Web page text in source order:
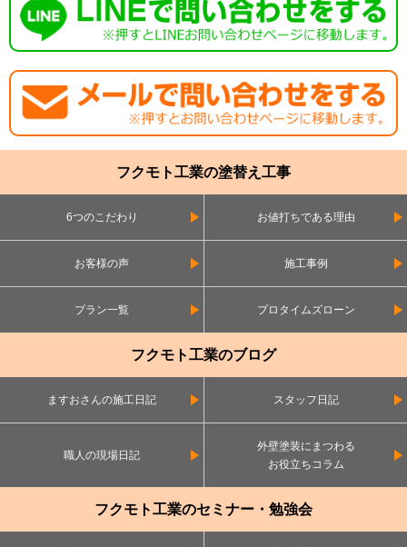
フクモト工業の塗替え工事
6つのこだわり お値打ちである理由
お客様の声 施工事例
プラン一覧 プロタイムズローン
フクモト工業のブログ
ますおさんの施工日記 スタッフ日記
職人の現場日記
外壁塗装にまつわる
お役立ちコラム
フクモト工業のセミナー・勉強会